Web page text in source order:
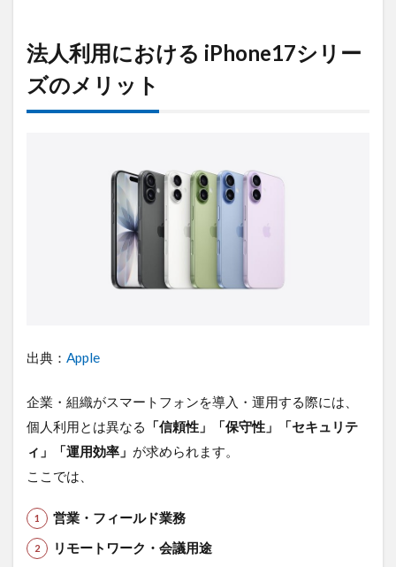
法人利用における iPhone17シリー
ズのメリット
出典： Apple
企業・組織がスマートフォンを導入・運用する際には、
個人利用とは異なる
「信頼性」「保守性」「セキュリテ
ィ」「運用効率」 が求められます。
ここでは、
営業・フィールド業務
リモートワーク・会議用途